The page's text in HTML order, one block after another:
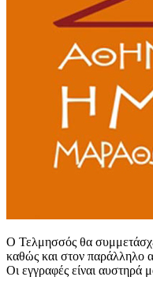
Ο Τελμησσός θα
καθώς και στον παράλληλο
Οι εγγραφές είναι αυστηρά